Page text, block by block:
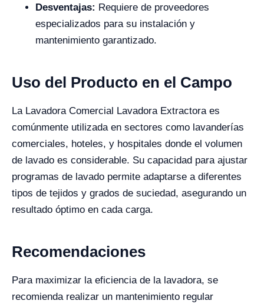
Desventajas: Requiere de proveedores
especializados para su instalación y
mantenimiento garantizado.
Uso del Producto en el Campo
La Lavadora Comercial Lavadora Extractora es
comúnmente utilizada en sectores como lavanderías
comerciales, hoteles, y hospitales donde el volumen
de lavado es considerable. Su capacidad para ajustar
programas de lavado permite adaptarse a diferentes
tipos de tejidos y grados de suciedad, asegurando un
resultado óptimo en cada carga.
Recomendaciones
Para maximizar la eficiencia de la lavadora, se
recomienda realizar un mantenimiento regular